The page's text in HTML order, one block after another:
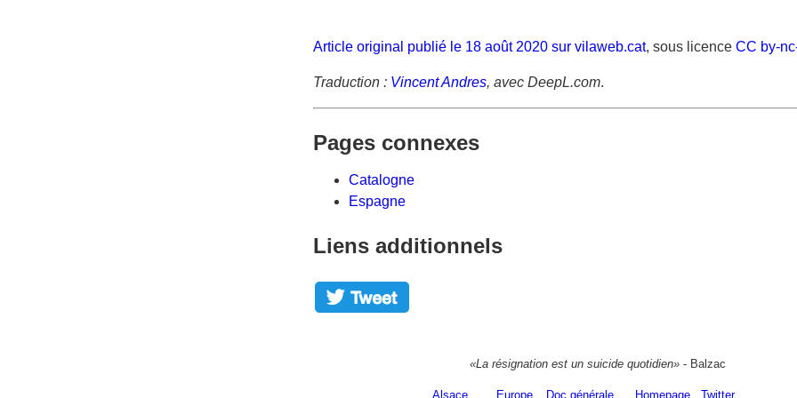
Article original publié le 18 août 2020 sur vilaweb.cat, sous licence CC by-
Traduction : Vincent Andres, avec DeepL.com.
Pages connexes
Catalogne
Espagne
Liens additionnels
«La résignation est un suicide quotidien» - Balzac
Alsace Europe Doc générale Homepage Twitter